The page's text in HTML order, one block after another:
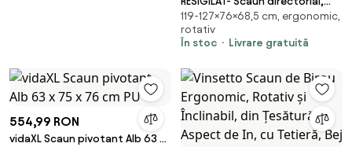
spatar inalt, suport pentru
picioare, perna lombara
detasabila, spatar rabatabil,
sustinere extra, piele eco
Premium, Bej
119-127×76×68,5 cm, ergonomic,
rotativ
În stoc
Livrare gratuită
554,99 RON
vidaXL Scaun pivotant Alb 63 x